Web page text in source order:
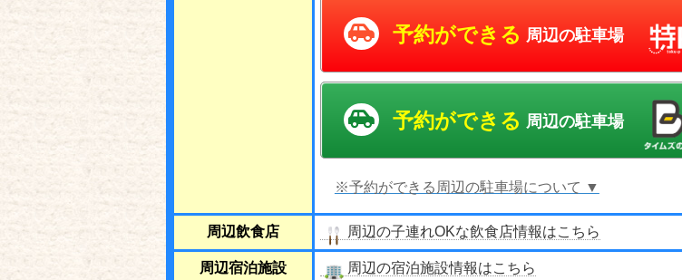
予約ができる 周辺の駐車場
予約ができる 周辺の駐車場
※予約ができる周辺の駐車場について ▼
周辺飲食店 周辺の子連れOKな飲食店情報はこちら
周辺宿泊施設 周辺の宿泊施設情報はこちら